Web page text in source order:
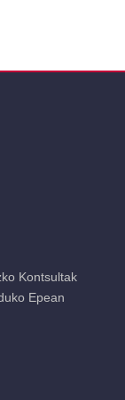
Kontsultak
Epean